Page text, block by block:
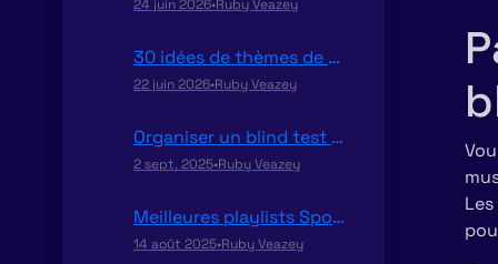
24 juin 2026•Ruby Veazey
30 idées de thèmes de blind test pour animer vos soirées
22 juin 2026•Ruby Veazey
Organiser un blind test multijoueur pour un EVJF ou un EVG
2 sept. 2025•Ruby Veazey
Meilleures playlists Spotify & Deezer pour un blind test
14 août 2025•Ruby Veazey
Les